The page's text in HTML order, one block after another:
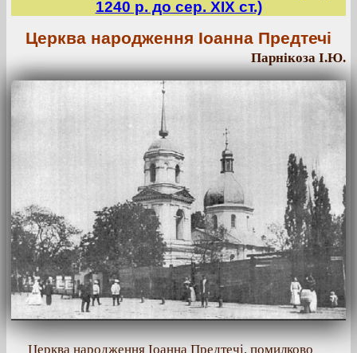
1240 р. до сер. ХІХ ст.)
Церква народження Іоанна Предтечі
Парнікоза І.Ю.
Церква народження Іоанна Предтечі, помилково